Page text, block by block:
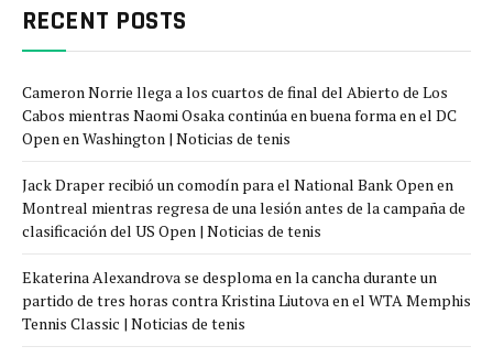
RECENT POSTS
Cameron Norrie llega a los cuartos de final del Abierto de Los
Cabos mientras Naomi Osaka continúa en buena forma en el DC
Open en Washington | Noticias de tenis
Jack Draper recibió un comodín para el National Bank Open en
Montreal mientras regresa de una lesión antes de la campaña de
clasificación del US Open | Noticias de tenis
Ekaterina Alexandrova se desploma en la cancha durante un
partido de tres horas contra Kristina Liutova en el WTA Memphis
Tennis Classic | Noticias de tenis